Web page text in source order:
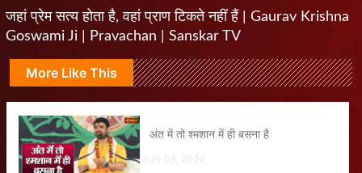
जहां प्रेम सत्य होता है, वहां प्राण टिकते नहीं हैं | Gaurav Krishna
Goswami Ji | Pravachan | Sanskar TV
More Like This
अंत में तो श्मशान में ही बसना है
July 09, 2024